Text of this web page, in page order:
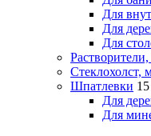
Для
Для
Для
Стеклохолст,
Шпатлевки 15
Для
Для